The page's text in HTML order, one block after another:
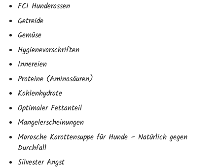
FCI Hunderassen
Getreide
Gemüse
Hygienevorschriften
Innereien
Proteine (Aminosäuren)
Kohlenhydrate
Optimaler Fettanteil
Mangelerscheinungen
Morosche Karottensuppe für Hunde – Natürlich gegen
Durchfall
Silvester Angst